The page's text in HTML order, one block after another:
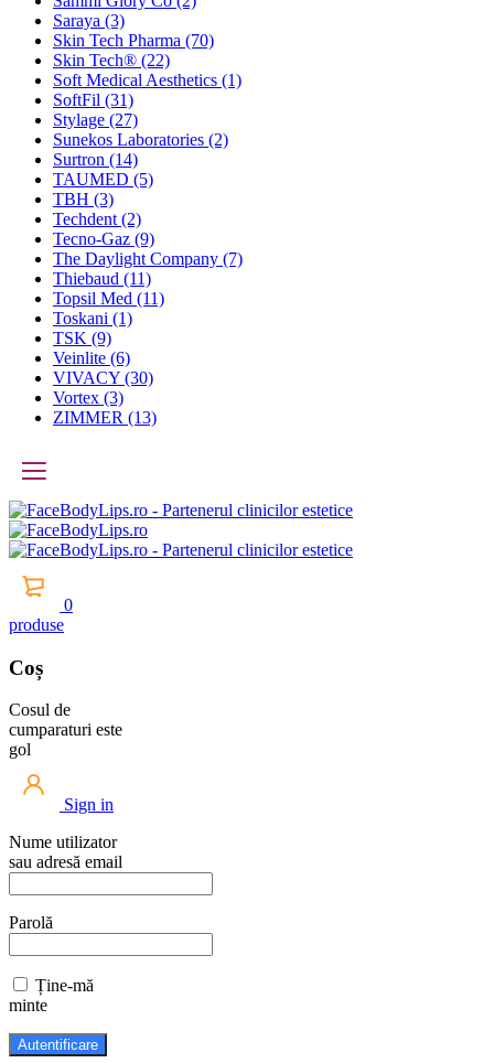
Saraya (3)
Skin Tech Pharma (70)
Skin Tech® (22)
Soft Medical Aesthetics (1)
SoftFil (31)
Stylage (27)
Sunekos Laboratories (2)
Surtron (14)
TAUMED (5)
TBH (3)
Techdent (2)
Tecno-Gaz (9)
The Daylight Company (7)
Thiebaud (11)
Topsil Med (11)
Toskani (1)
TSK (9)
Veinlite (6)
VIVACY (30)
Vortex (3)
ZIMMER (13)
0
produse
Coș
Cosul de
cumparaturi este
gol
Sign in
Nume utilizator
sau adresă email
Parolă
Ține-mă
minte